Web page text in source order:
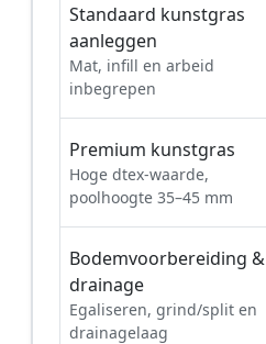
Standaard kunstgras
aanleggen
Mat, infill en arbeid
inbegrepen
Premium kunstgras
Hoge dtex-waarde,
poolhoogte 35–45 mm
Bodemvoorbereiding &
drainage
Egaliseren, grind/split en
drainagelaag